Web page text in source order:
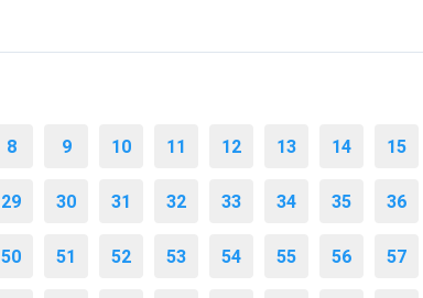
8 9 10 11 12 13 14 15
29 30 31 32 33 34 35 36
50 51 52 53 54 55 56 57